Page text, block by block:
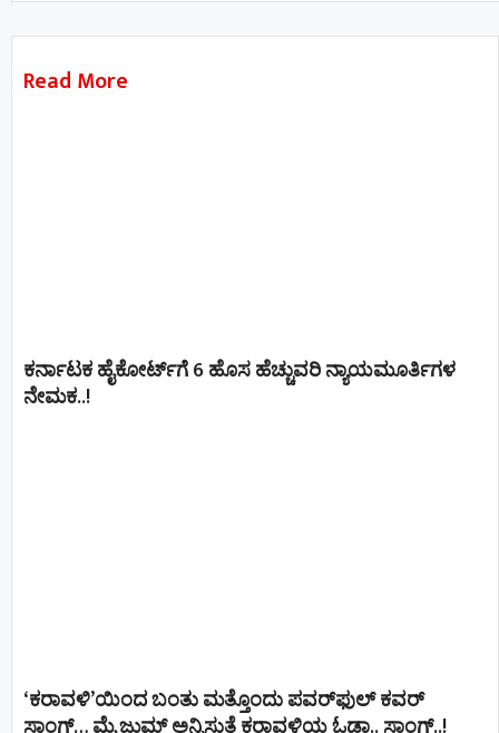
Read More
ಕರ್ನಾಟಕ ಹೈಕೋರ್ಟ್‌ಗೆ 6 ಹೊಸ ಹೆಚ್ಚುವರಿ ನ್ಯಾಯಮೂರ್ತಿಗಳ
ನೇಮಕ..!
‘ಕರಾವಳಿ’ಯಿಂದ ಬಂತು ಮತ್ತೊಂದು ಪವರ್‌ಫುಲ್ ಕವರ್